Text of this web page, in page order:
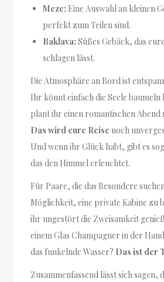
Meze: Eine Auswahl an kleinen
perfekt zum Teilen sind.
Baklava: Süßes Gebäck, das
schlagen lässt.
Die Atmosphäre an Bord ist
Ihr könnt einfach die Seele baumeln
plant ihr einen romantischen Abend
Das wird eure Reise noch
Und wenn ihr Glück habt, gibt es
das den Himmel erleuchtet.
Für Paare, die das Besondere
Möglichkeit, eine private Kabine zu
ihr ungestört die Zweisamkeit
einem Glas Champagner in der
das funkelnde Wasser? Das ist der
Zusammenfassend lässt sich sagen,